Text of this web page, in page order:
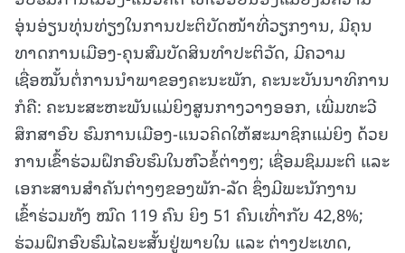
ອຸ່ນອ່ຽນທຸ່ນທ່ຽງໃນການປະຕິບັດໜ້າທີ່ວຽກງານ, ມີຄຸນ
ທາດການເມືອງ-ຄຸນສົມບັດສິນທຳປະຕິວັດ, ມີຄວາມ
ເຊື່ອໝັ້ນຕໍ່ການນຳພາຂອງຄະນະພັກ, ຄະນະບັນນາທິການ
ກໍຄື: ຄະນະສະຫະພັນແມ່ຍິງສູນກາງວາງອອກ, ເພີ່ມທະວີ
ສຶກສາອົບ ຮົມການເມືອງ-ແນວຄິດໃຫ້ສະມາຊິກແມ່ຍິງ ດ້ວຍ
ການເຂົ້າຮ່ວມຝຶກອົບຮົມໃນຫົວຂໍ້ຕ່າງໆ; ເຊື່ອມຊຶມມະຕິ ແລະ
ເອກະສານສຳຄັນຕ່າງໆຂອງພັກ-ລັດ ຊຶ່ງມີພະນັກງານ
ເຂົ້າຮ່ວມທັງ ໝົດ 119 ຄົນ ຍິງ 51 ຄົນເທົ່າກັບ 42,8%;
ຮ່ວມຝຶກອົບຮົມໄລຍະສັ້ນຢູ່ພາຍໃນ ແລະ ຕ່າງປະເທດ,